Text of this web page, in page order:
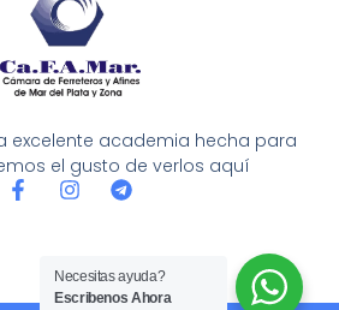
excelente academia hecha para
el gusto de verlos aquí
F
I
a
g
T
g
r
Necesitas ayuda?
Escribenos Ahora